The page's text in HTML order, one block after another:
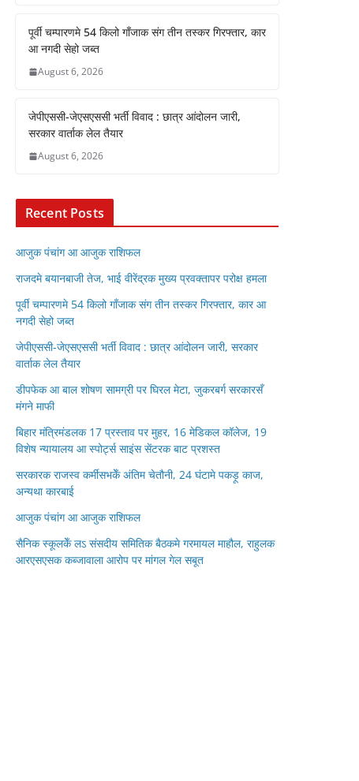
पूर्वी चम्पारणमे 54 किलो गाँजाक संग तीन तस्कर गिरफ्तार, कार
आ नगदी सेहो जब्त
August 6, 2026
जेपीएससी-जेएसएससी भर्ती विवाद : छात्र आंदोलन जारी,
सरकार वार्ताक लेल तैयार
August 6, 2026
Recent Posts
आजुक पंचांग आ आजुक राशिफल
राजदमे बयानबाजी तेज, भाई वीरेंद्रक मुख्य प्रवक्तापर परोक्ष हमला
पूर्वी चम्पारणमे 54 किलो गाँजाक संग तीन तस्कर गिरफ्तार, कार आ
नगदी सेहो जब्त
जेपीएससी-जेएसएससी भर्ती विवाद : छात्र आंदोलन जारी, सरकार
वार्ताक लेल तैयार
डीपफेक आ बाल शोषण सामग्री पर घिरल मेटा, जुकरबर्ग सरकारसँ
मंगने माफी
बिहार मंत्रिमंडलक 17 प्रस्ताव पर मुहर, 16 मेडिकल कॉलेज, 19
विशेष न्यायालय आ स्पोर्ट्स साइंस सेंटरक बाट प्रशस्त
सरकारक राजस्व कर्मीसभकेँ अंतिम चेतौनी, 24 घंटामे पकड़ू काज,
अन्यथा कारबाई
आजुक पंचांग आ आजुक राशिफल
सैनिक स्कूलकेँ लऽ संसदीय समितिक बैठकमे गरमायल माहौल, राहुलक
आरएसएसक कब्जावाला आरोप पर मांगल गेल सबूत